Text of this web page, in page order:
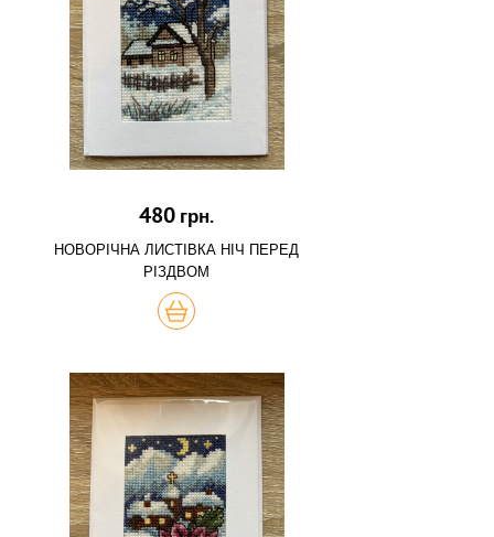
480 грн.
НОВОРІЧНА ЛИСТІВКА НІЧ ПЕРЕД
РІЗДВОМ
КУПИТЬ